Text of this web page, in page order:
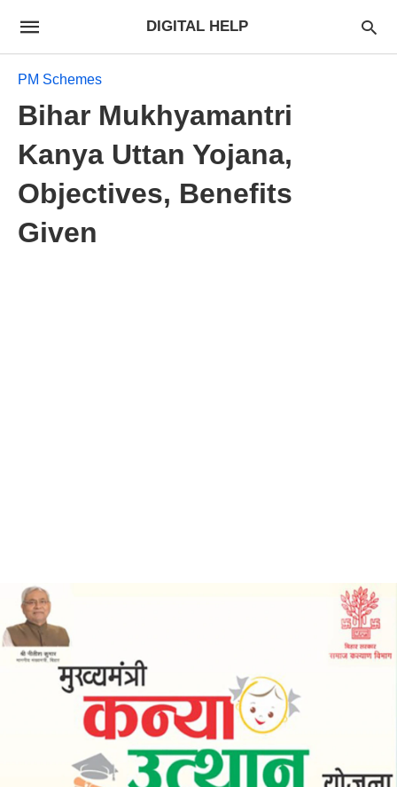
DIGITAL HELP
PM Schemes
Bihar Mukhyamantri
Kanya Uttan Yojana,
Objectives, Benefits
Given